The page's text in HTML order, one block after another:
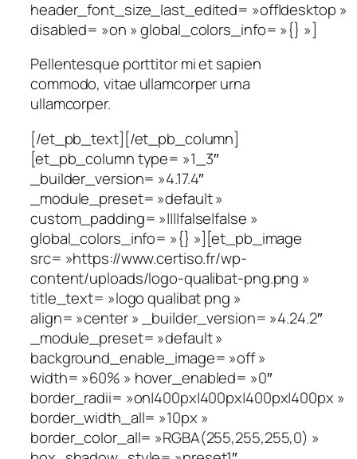
header_font_size_last_edited= »off|desktop »
disabled= »on » global_colors_info= »{} »]
Pellentesque porttitor mi et sapien
commodo, vitae ullamcorper urna
ullamcorper.
[/et_pb_text][/et_pb_column]
[et_pb_column type= »1_3″
_builder_version= »4.17.4″
_module_preset= »default »
custom_padding= »||||false|false »
global_colors_info= »{} »][et_pb_image
src= »https://www.certiso.fr/wp-
content/uploads/logo-qualibat-png.png »
title_text= »logo qualibat png »
align= »center » _builder_version= »4.24.2″
_module_preset= »default »
background_enable_image= »off »
width= »60% » hover_enabled= »0″
border_radii= »on|400px|400px|400px|400px »
border_width_all= »10px »
border_color_all= »RGBA(255,255,255,0) »